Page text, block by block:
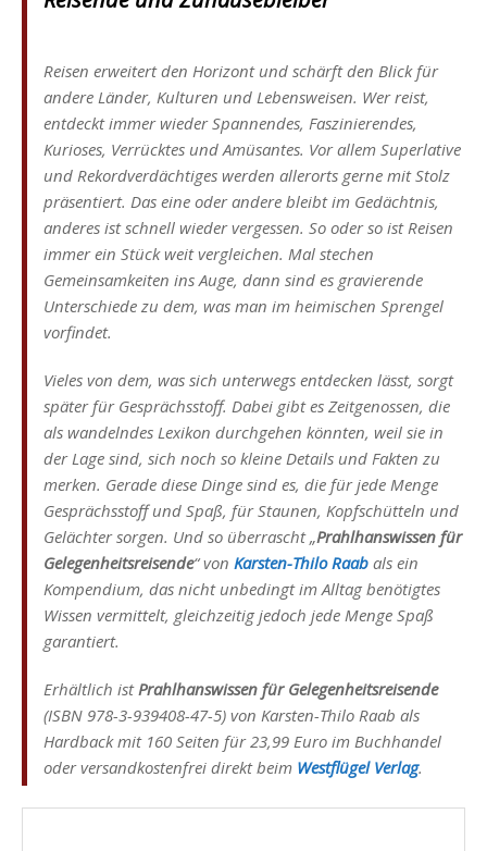
Reisen erweitert den Horizont und schärft den Blick für
andere Länder, Kulturen und Lebensweisen. Wer reist,
entdeckt immer wieder Spannendes, Faszinierendes,
Kurioses, Verrücktes und Amüsantes. Vor allem Superlative
und Rekordverdächtiges werden allerorts gerne mit Stolz
präsentiert. Das eine oder andere bleibt im Gedächtnis,
anderes ist schnell wieder vergessen. So oder so ist Reisen
immer ein Stück weit vergleichen. Mal stechen
Gemeinsamkeiten ins Auge, dann sind es gravierende
Unterschiede zu dem, was man im heimischen Sprengel
vorfindet.
Vieles von dem, was sich unterwegs entdecken lässt, sorgt
später für Gesprächsstoff. Dabei gibt es Zeitgenossen, die
als wandelndes Lexikon durchgehen könnten, weil sie in
der Lage sind, sich noch so kleine Details und Fakten zu
merken. Gerade diese Dinge sind es, die für jede Menge
Gesprächsstoff und Spaß, für Staunen, Kopfschütteln und
Gelächter sorgen. Und so überrascht „Prahlhanswissen für
Gelegenheitsreisende“ von Karsten-Thilo Raab als ein
Kompendium, das nicht unbedingt im Alltag benötigtes
Wissen vermittelt, gleichzeitig jedoch jede Menge Spaß
garantiert.
Erhältlich istPrahlhanswissen für Gelegenheitsreisende
(ISBN 978-3-939408-47-5) von Karsten-Thilo Raab als
Hardback mit 160 Seiten für 23,99 Euro im Buchhandel
oder versandkostenfrei direkt beim Westflügel Verlag.